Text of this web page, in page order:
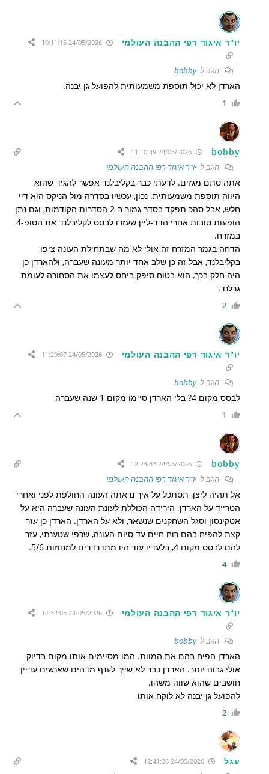
יו"ר איגוד רפי ההבנה העולמי 24/05/2026 10:11:15
הגב לbobby
הארדן לא יכול תוספת משמעותית להפועל גן יבנה.
1
bobby
הגב ליו"ר איגוד רפי ההבנה העולמי
אתה סתם מגזים. לדעתי כבר בקליבלנד אפשר להגיד שהוא
היווה תוספת משמעותית. נכון, עכשיו בסדרה מול הניקס הוא דיי
חלש, אבל סהכ תפקד בסדר גמור ב-2 הסדרות הקודמות, וגם נתן
הופעות טובות אחרי הדד-ליין שעזרו לבסס לקליבלנד את הטופ-4
במזרח.
הדחה בגמר המזרח זה אולי לא מה שבתחילת העונה ציפו
בקליבלנד, אבל זה כן שלב אחד יותר מעונה שעברה, ולהארדן כן
היה חלק בכך, הוא בטוח סיפק ביחס לעצמו את הסחורה לעומת
גרלנד.
2
יו"ר איגוד רפי ההבנה העולמי 24/05/2026 11:29:07
הגב לbobby
לבסס מקום 4? בלי הארדן סיימו מקום 1 שנה שעברה
1
bobby
הגב ליו"ר איגוד רפי ההבנה העולמי
אל תהיה ליצן, תסתכל על איך נראתה העונה החולפת לפני ואחרי
הטרייד על הארדן. הירידה הכוללת לעונת העונה שעברה היא על
אטקינסון וסגל השחקנים שנשאר, ולא על הארדן. הארדן כן עזר
קצת להפיח בהם רוח חיים עד סיום העונה, שכפי שטענתי, עזר
להם לבסס מקום 4, בלעדיו עוד היו מתדרדרים למחוזות 5/6.
4
יו"ר איגוד רפי ההבנה העולמי 24/05/2026 12:32:05
הגב לbobby
הארדן הפיח בהם את המוות. המו מסיימים אותו מקום בדיוק
אולי גבוה יותר. הארדן כבר לא שייך לענף מדהים שאנשים עדיין
חושבים שהוא שווה משהו.
להפועל גן יבנה לא לוקח אותו
2
עגל